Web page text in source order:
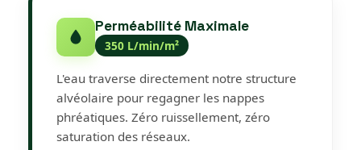
Perméabilité Maximale
350 L/min/m²
L'eau traverse directement notre structure
alvéolaire pour regagner les nappes
phréatiques. Zéro ruissellement, zéro
saturation des réseaux.